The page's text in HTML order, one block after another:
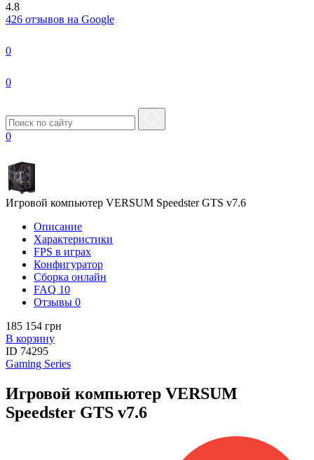
4.8
426 отзывов на Google
0
0
0
Игровой компьютер VERSUM Speedster GTS v7.6
Описание
Характеристики
FPS в играх
Конфигуратор
Сборка онлайн
FAQ 10
Отзывы 0
185 154 грн
В корзину
ID 74295
Gaming Series
Игровой компьютер VERSUM
Speedster GTS v7.6